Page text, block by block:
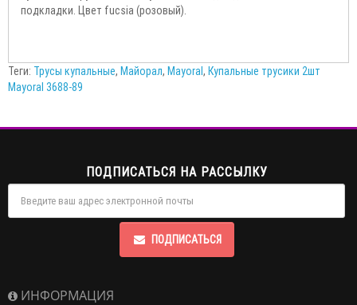
подкладки. Цвет fucsia (розовый).
Теги: Трусы купальные, Майорал, Mayoral, Купальные трусики 2шт
Mayoral 3688-89
ПОДПИСАТЬСЯ НА РАССЫЛКУ
ПОДПИСАТЬСЯ
ИНФОРМАЦИЯ